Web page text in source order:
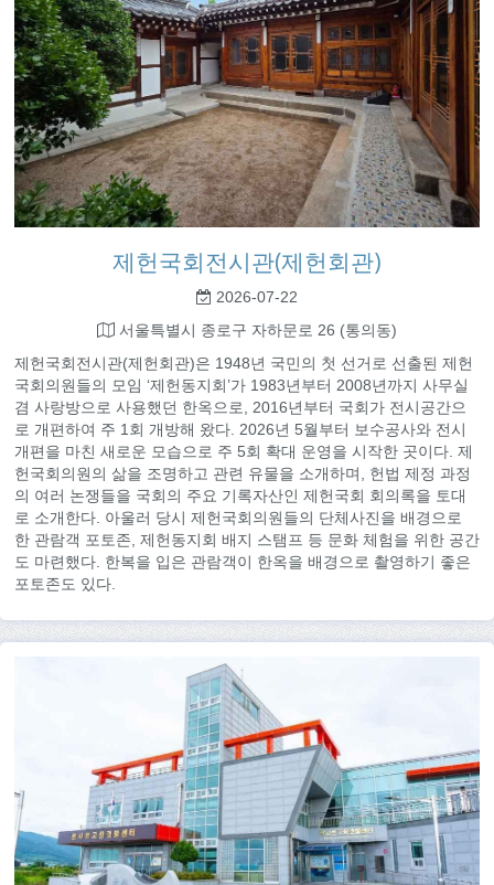
제헌국회전시관(제헌회관)
2026-07-22
서울특별시 종로구 자하문로 26 (통의동)
제헌국회전시관(제헌회관)은 1948년 국민의 첫 선거로 선출된 제헌
국회의원들의 모임 ‘제헌동지회’가 1983년부터 2008년까지 사무실
겸 사랑방으로 사용했던 한옥으로, 2016년부터 국회가 전시공간으
로 개편하여 주 1회 개방해 왔다. 2026년 5월부터 보수공사와 전시
개편을 마친 새로운 모습으로 주 5회 확대 운영을 시작한 곳이다. 제
헌국회의원의 삶을 조명하고 관련 유물을 소개하며, 헌법 제정 과정
의 여러 논쟁들을 국회의 주요 기록자산인 제헌국회 회의록을 토대
로 소개한다. 아울러 당시 제헌국회의원들의 단체사진을 배경으로
한 관람객 포토존, 제헌동지회 배지 스탬프 등 문화 체험을 위한 공간
도 마련했다. 한복을 입은 관람객이 한옥을 배경으로 촬영하기 좋은
포토존도 있다.